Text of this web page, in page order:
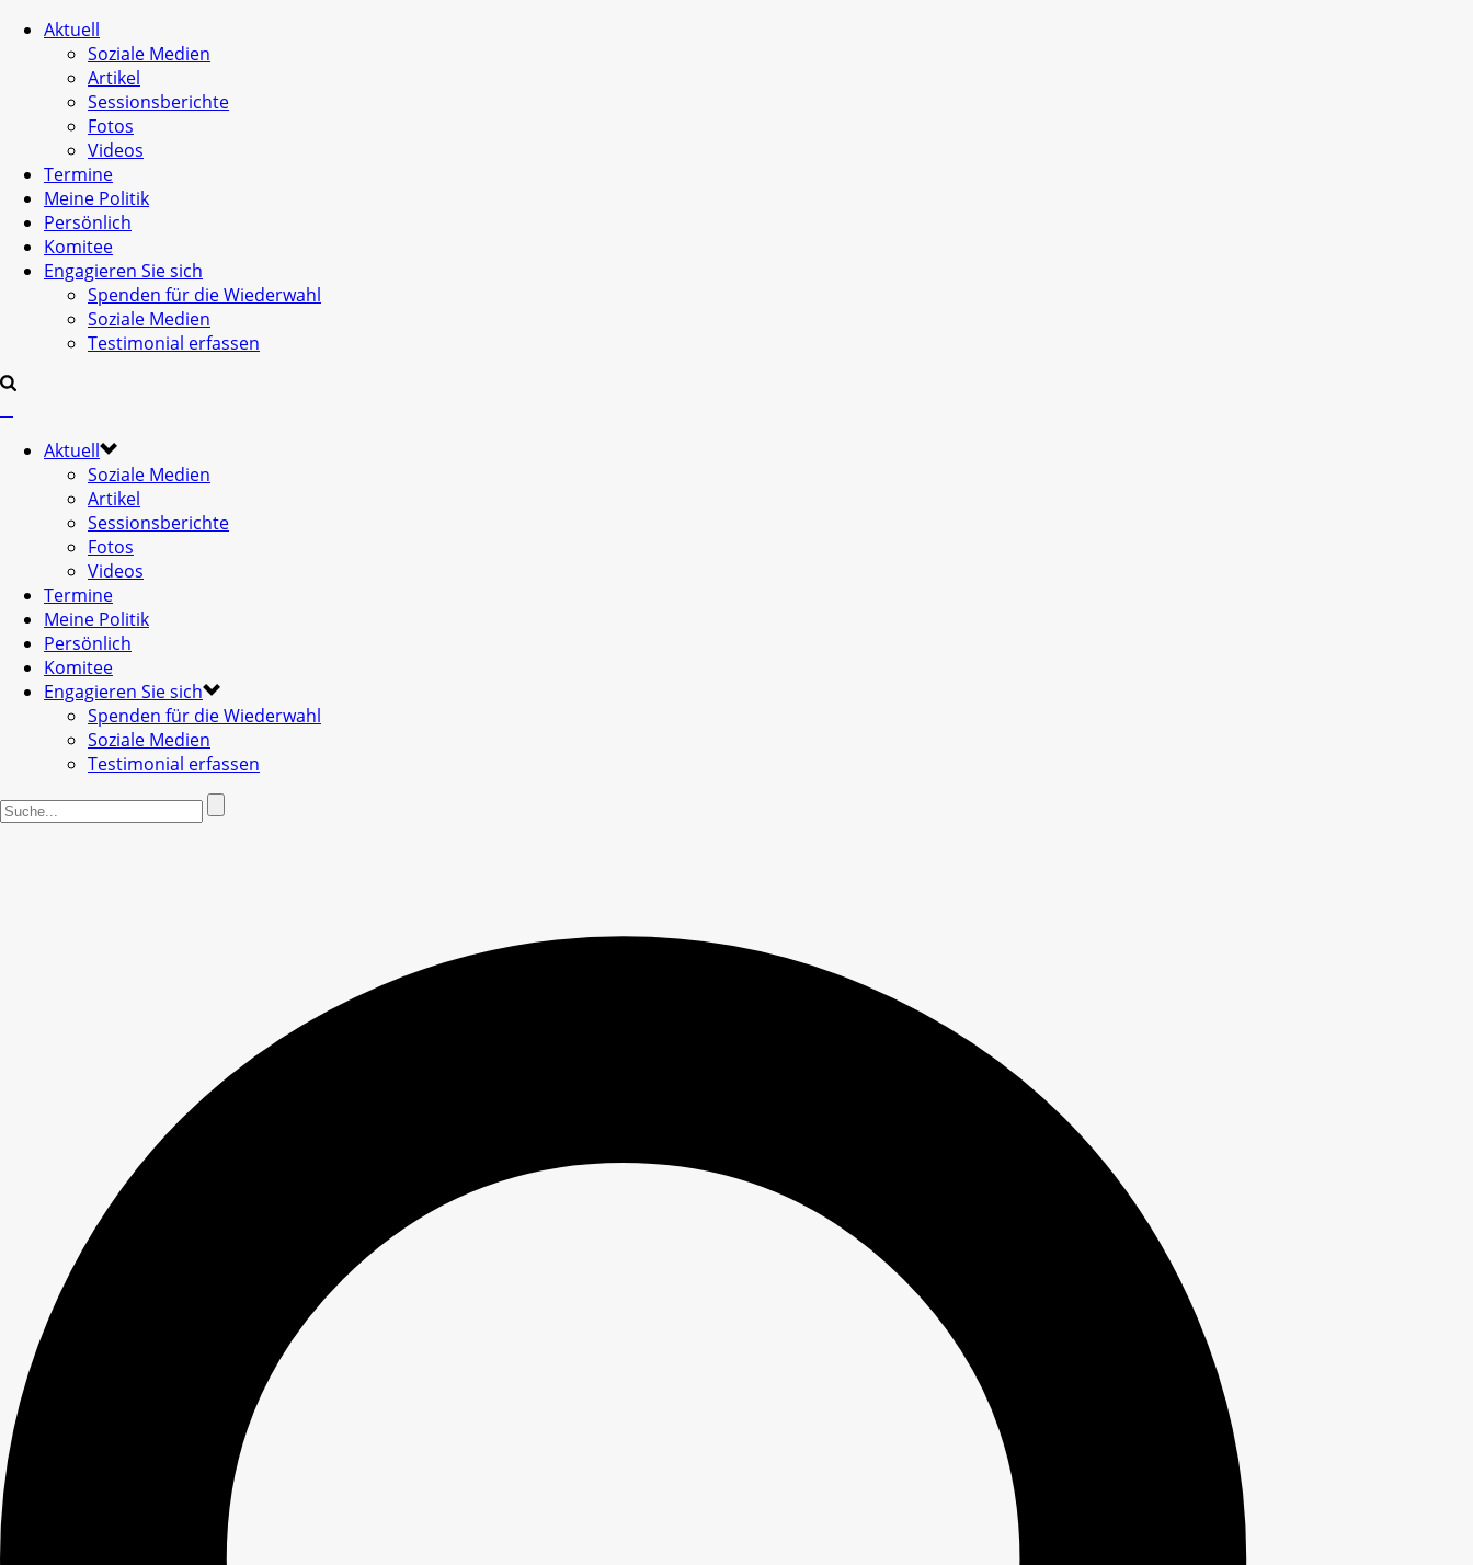
Aktuell
Soziale Medien
Artikel
Sessionsberichte
Fotos
Videos
Termine
Meine Politik
Persönlich
Komitee
Engagieren Sie sich
Spenden für die Wiederwahl
Soziale Medien
Testimonial erfassen
Aktuell
Soziale Medien
Artikel
Sessionsberichte
Fotos
Videos
Termine
Meine Politik
Persönlich
Komitee
Engagieren Sie sich
Spenden für die Wiederwahl
Soziale Medien
Testimonial erfassen